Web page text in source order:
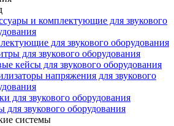
и комплектующие для звукового
для звукового оборудования
для звукового оборудования
кейсы для звукового оборудования
напряжения для звукового
для звукового оборудования
для звукового оборудования
системы